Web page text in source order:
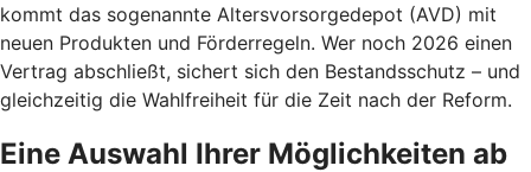
kommt das sogenannte Altersvorsorgedepot (AVD) mit
neuen Produkten und Förderregeln. Wer noch 2026 einen
Vertrag abschließt, sichert sich den Bestandsschutz – und
gleichzeitig die Wahlfreiheit für die Zeit nach der Reform.
Eine Auswahl Ihrer Möglichkeiten ab